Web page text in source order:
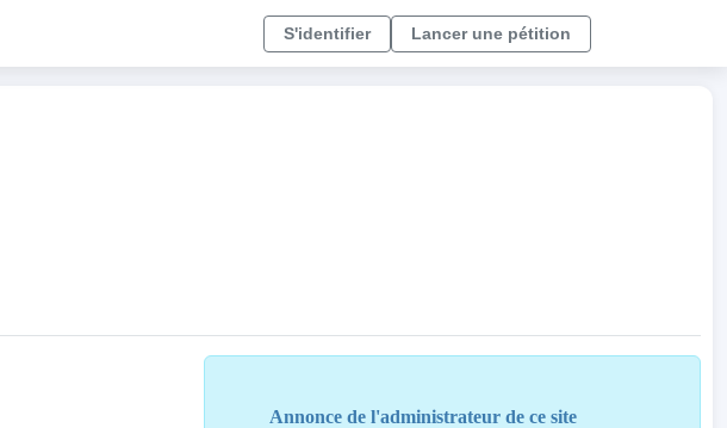
S'identifier Lancer une pétition
Annonce de l'administrateur de ce site